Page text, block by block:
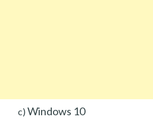
c) Windows 10